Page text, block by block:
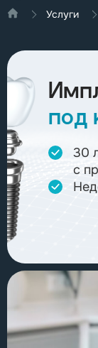
Услуги
под
30
с